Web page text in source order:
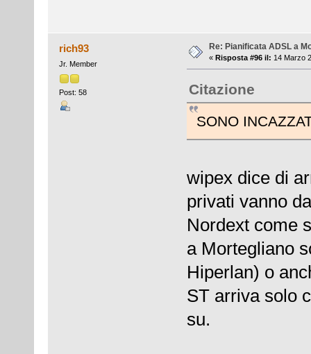
rich93
Jr. Member
Post: 58
Re: Pianificata ADSL a
« Risposta #96 il: 14 Marzo
Citazione
SONO
wipex dice di
privati vanno
Nordext come
a Mortegliano
Hiperlan) o
ST arriva solo
su.